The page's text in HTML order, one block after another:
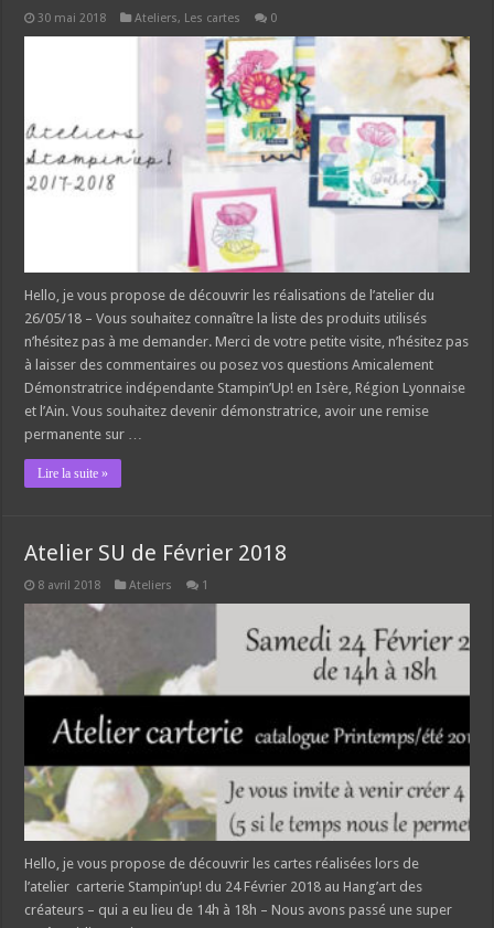
30 mai 2018 Ateliers, Les cartes 0
Hello, je vous propose de découvrir les réalisations de l’atelier du
26/05/18 – Vous souhaitez connaître la liste des produits utilisés
n’hésitez pas à me demander. Merci de votre petite visite, n’hésitez pas
à laisser des commentaires ou posez vos questions Amicalement
Démonstratrice indépendante Stampin’Up! en Isère, Région Lyonnaise
et l’Ain. Vous souhaitez devenir démonstratrice, avoir une remise
permanente sur …
Lire la suite »
Atelier SU de Février 2018
8 avril 2018 Ateliers 1
Hello, je vous propose de découvrir les cartes réalisées lors de
l’atelier carterie Stampin’up! du 24 Février 2018 au Hang’art des
créateurs – qui a eu lieu de 14h à 18h – Nous avons passé une super